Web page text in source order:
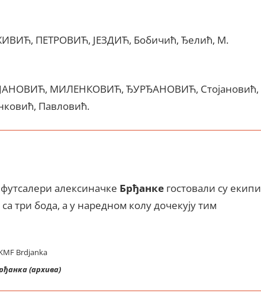
ПЕТРОВИЋ, ЈЕЗДИЋ, Бобичић, Ђелић, М.
МИЛЕНКОВИЋ, ЂУРЂАНОВИЋ, Стојановић,
Павловић.
алексиначке Брђанкегостовали су екипи
три бода, а у наредном колу дочекују тим
(архива)